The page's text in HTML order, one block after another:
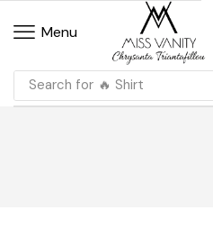
Menu
Search for 🔥 Shirt